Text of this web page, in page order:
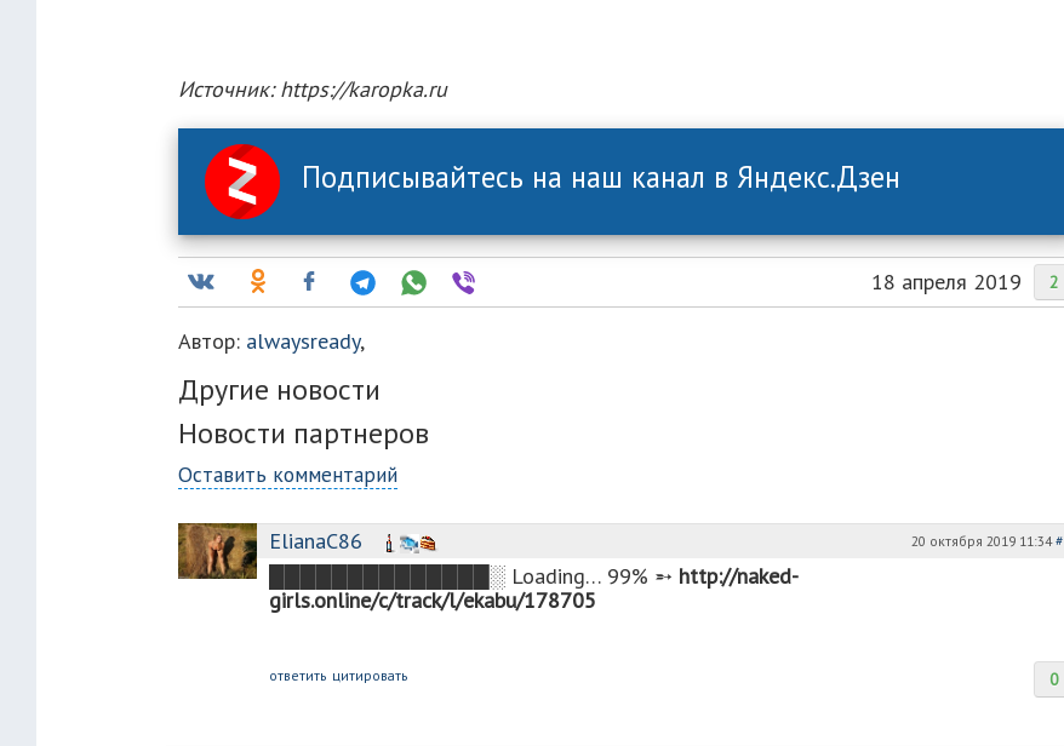
Источник: https://karopka.ru
Подписывайтесь на наш канал в Яндекс.Дзен
2
18 апреля 2019
Автор: alwaysready,
Другие новости
Новости партнеров
Оставить комментарий
ElianaC86 20 октября 2019 11:34#
█︀█︀█︀█︀█︀█︀█︀█︀█︀█︀█︀█︀█︀█︀░︀ ︀L︀o︀a︀d︀i︀n︀g︀…︀ ︀9︀9︀%︀ ︀➵︀ http://n︀a︀k︀e︀d︀-︀
g︀i︀r︀ls︀.︀o︀n︀l︀i︀n︀e︀/c/track/l/ekabu/178705
0
ответить цитировать